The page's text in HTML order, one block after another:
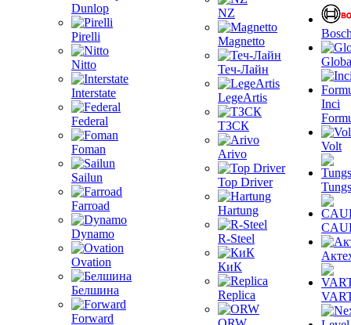
Dunlop
Pirelli
Nitto
Interstate
Federal
Foman
Sailun
Farroad
Dynamo
Ovation
Белшина
Forward
NZ
Magnetto
Теч-Лайн
LegeArtis
ТЗСК
Arivo
Top Driver
Hartung
R-Steel
КиК
Replica
Inci
Volt